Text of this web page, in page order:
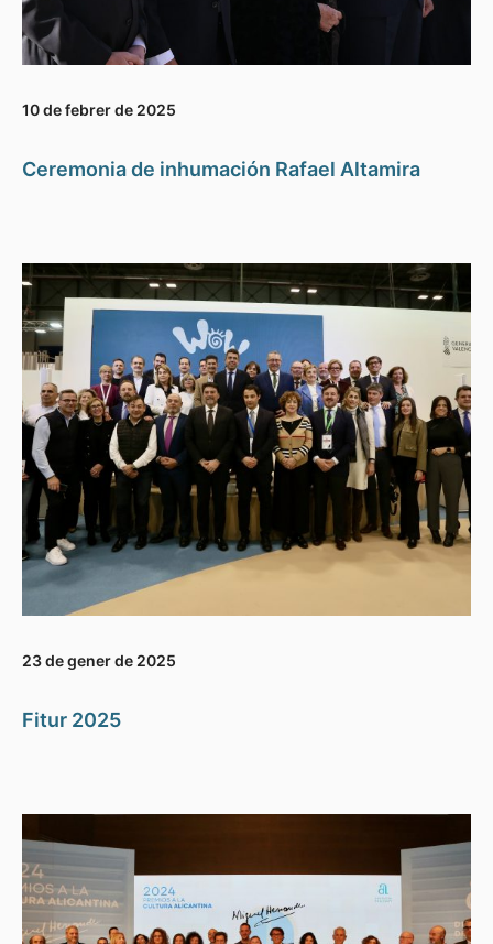
10 de febrer de 2025
Ceremonia de inhumación Rafael Altamira
23 de gener de 2025
Fitur 2025